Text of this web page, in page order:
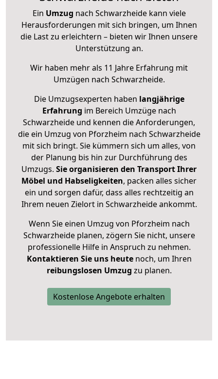
Ein Umzug nach Schwarzheide kann viele
Herausforderungen mit sich bringen, um Ihnen
die Last zu erleichtern – bieten wir Ihnen unsere
Unterstützung an.
Wir haben mehr als 11 Jahre Erfahrung mit
Umzügen nach Schwarzheide.
Die Umzugsexperten haben langjährige
Erfahrung im Bereich Umzüge nach
Schwarzheide und kennen die Anforderungen,
die ein Umzug von Pforzheim nach Schwarzheide
mit sich bringt. Sie kümmern sich um alles, von
der Planung bis hin zur Durchführung des
Umzugs. Sie organisieren den Transport Ihrer
Möbel und Habseligkeiten, packen alles sicher
ein und sorgen dafür, dass alles rechtzeitig an
Ihrem neuen Zielort in Schwarzheide ankommt.
Wenn Sie einen Umzug von Pforzheim nach
Schwarzheide planen, zögern Sie nicht, unsere
professionelle Hilfe in Anspruch zu nehmen.
Kontaktieren Sie uns heutenoch, um Ihren
reibungslosen Umzug zu planen.
Kostenlose Angebote erhalten